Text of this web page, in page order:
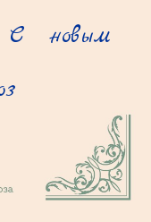
новым